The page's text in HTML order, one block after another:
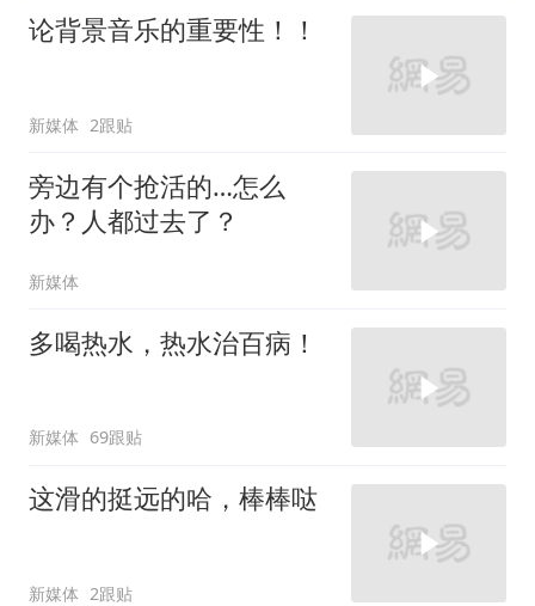
论背景音乐的重要性！！
新媒体 2跟贴
旁边有个抢活的…怎么
办？人都过去了？
新媒体
多喝热水，热水治百病！
新媒体 69跟贴
这滑的挺远的哈，棒棒哒
新媒体 2跟贴